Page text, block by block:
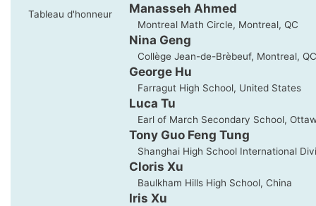
Tableau d'honneur Manasseh Ahmed
Montreal Math Circle, Montreal, QC
Nina Geng
Collège Jean-de-Brèbeuf, Montreal, QC
George Hu
Farragut High School, United States
Luca Tu
Earl of March Secondary School,
Tony Guo Feng Tung
Shanghai High School International
Cloris Xu
Baulkham Hills High School, China
Iris Xu